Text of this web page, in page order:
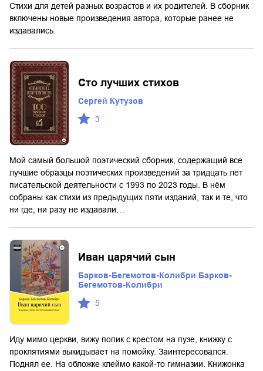
Стихи для детей разных возрастов и их родителей. В сборник
включены новые произведения автора, которые ранее не
издавались.
Сто лучших стихов
Сергей Кутузов
3
Мой самый большой поэтический сборник, содержащий все
лучшие образцы поэтических произведений за тридцать лет
писательской деятельности с 1993 по 2023 годы. В нём
собраны как стихи из предыдущих пяти изданий, так и те, что
ни где, ни разу не издавали…
Иван царячий сын
Барков-Бегемотов-Колибри Барков-
Бегемотов-Колибри
5
Иду мимо церкви, вижу попик с крестом на пузе, книжку с
проклятиями выкидывает на помойку. Заинтересовался.
Поднял ее. На обложке клеймо какой-то гимназии. Книжонка